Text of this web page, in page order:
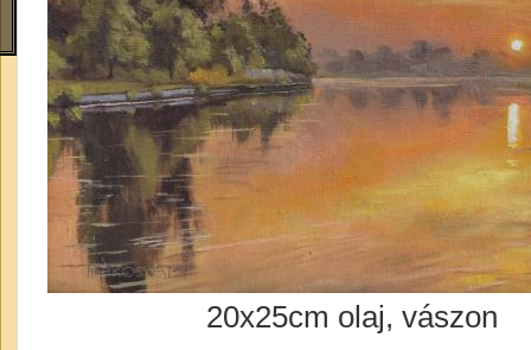
20x25cm olaj, vászon